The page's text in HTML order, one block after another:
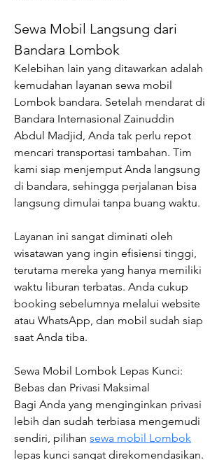
Sewa Mobil Langsung dari
Bandara Lombok
Kelebihan lain yang ditawarkan adalah
kemudahan layanan sewa mobil
Lombok bandara. Setelah mendarat di
Bandara Internasional Zainuddin
Abdul Madjid, Anda tak perlu repot
mencari transportasi tambahan. Tim
kami siap menjemput Anda langsung
di bandara, sehingga perjalanan bisa
langsung dimulai tanpa buang waktu.
Layanan ini sangat diminati oleh
wisatawan yang ingin efisiensi tinggi,
terutama mereka yang hanya memiliki
waktu liburan terbatas. Anda cukup
booking sebelumnya melalui website
atau WhatsApp, dan mobil sudah siap
saat Anda tiba.
Sewa Mobil Lombok Lepas Kunci:
Bebas dan Privasi Maksimal
Bagi Anda yang menginginkan privasi
lebih dan sudah terbiasa mengemudi
sendiri, pilihan sewa mobil Lombok
lepas kunci sangat direkomendasikan.